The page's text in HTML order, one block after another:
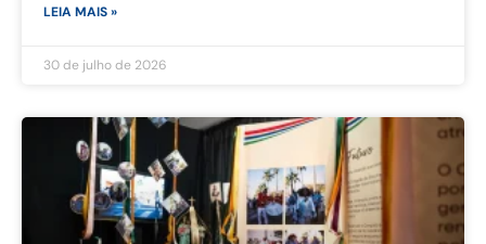
LEIA MAIS »
30 de julho de 2026